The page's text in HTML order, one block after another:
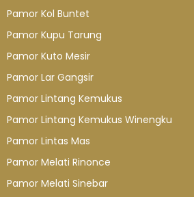
Pamor Kol Buntet
Pamor Kupu Tarung
Pamor Kuto Mesir
Pamor Lar Gangsir
Pamor Lintang Kemukus
Pamor Lintang Kemukus Winengku
Pamor Lintas Mas
Pamor Melati Rinonce
Pamor Melati Sinebar